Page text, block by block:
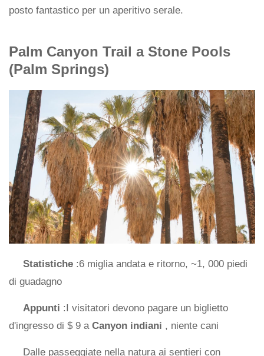
posto fantastico per un aperitivo serale.
Palm Canyon Trail a Stone Pools
(Palm Springs)
Statistiche :6 miglia andata e ritorno, ~1, 000 piedi
di guadagno
Appunti :I visitatori devono pagare un biglietto
d'ingresso di $ 9 a Canyon indiani , niente cani
Dalle passeggiate nella natura ai sentieri con